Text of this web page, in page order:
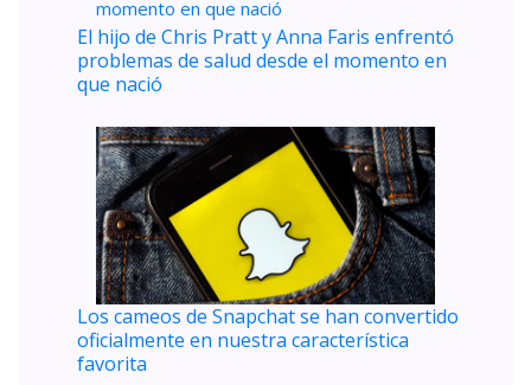
El hijo de Chris Pratt y Anna Faris enfrentó
problemas de salud desde el momento en
que nació
Los cameos de Snapchat se han convertido
oficialmente en nuestra característica
favorita